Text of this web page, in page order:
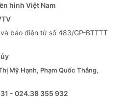
hình Việt Nam
báo điện tử số 483/GP-BTTTT
Mỹ Hạnh, Phạm Quốc Thắng,
- 024.38 355 932